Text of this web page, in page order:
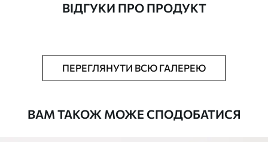
Додатково Можна додати лакове покриття.
ВІДГУКИ ПРО ПРОДУКТ
ПЕРЕГЛЯНУТИ ВСЮ ГАЛЕРЕЮ
ВАМ ТАКОЖ МОЖЕ СПОДОБАТИСЯ